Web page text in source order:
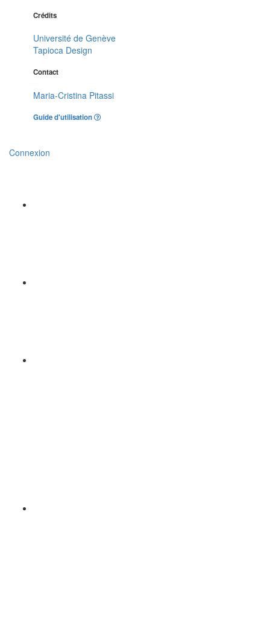
Crédits
Université de Genève
Tapioca Design
Contact
Maria-Cristina Pitassi
Guide d'utilisation
Connexion